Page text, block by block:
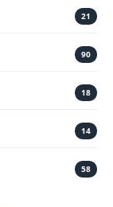
21
90
18
14
58